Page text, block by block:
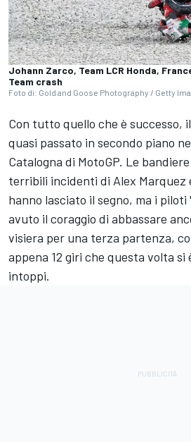
Johann Zarco, Team LCR Honda,
Team crash
Foto di: Gold and Goose Photography / Getty
Con tutto quello che è successo,
quasi passato in secondo piano
Catalogna di MotoGP. Le
terribili incidenti di Alex Marquez
hanno lasciato il segno, ma i
avuto il coraggio di abbassare
visiera per una terza partenza,
appena 12 giri che questa volta si
intoppi.